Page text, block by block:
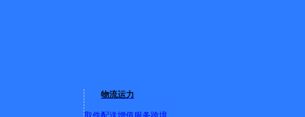
物流运力
号
岗乡